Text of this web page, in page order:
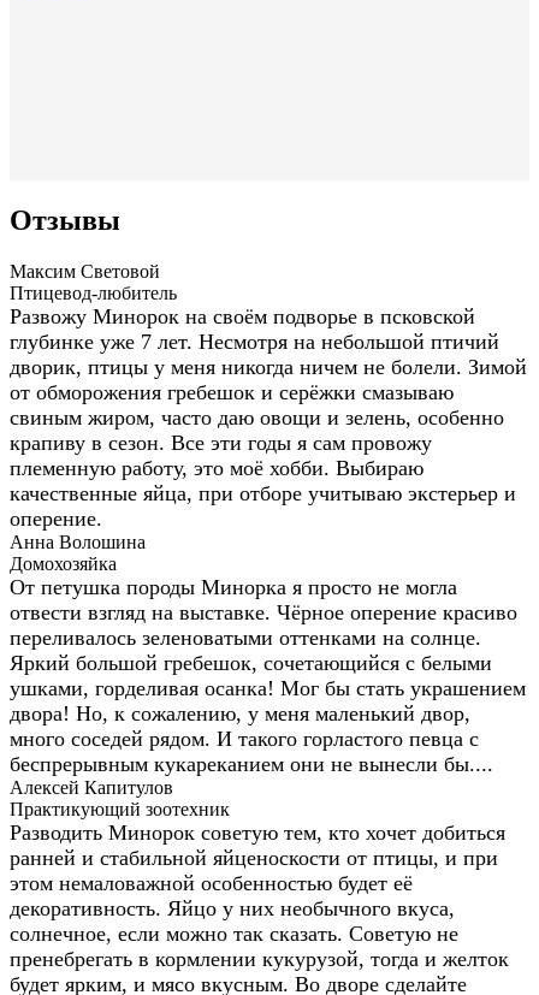
Отзывы
Максим Световой
Птицевод-любитель
Развожу Минорок на своём подворье в псковской
глубинке уже 7 лет. Несмотря на небольшой птичий
дворик, птицы у меня никогда ничем не болели. Зимой
от обморожения гребешок и серёжки смазываю
свиным жиром, часто даю овощи и зелень, особенно
крапиву в сезон. Все эти годы я сам провожу
племенную работу, это моё хобби. Выбираю
качественные яйца, при отборе учитываю экстерьер и
оперение.
Анна Волошина
Домохозяйка
От петушка породы Минорка я просто не могла
отвести взгляд на выставке. Чёрное оперение красиво
переливалось зеленоватыми оттенками на солнце.
Яркий большой гребешок, сочетающийся с белыми
ушками, горделивая осанка! Мог бы стать украшением
двора! Но, к сожалению, у меня маленький двор,
много соседей рядом. И такого горластого певца с
беспрерывным кукареканием они не вынесли бы....
Алексей Капитулов
Практикующий зоотехник
Разводить Минорок советую тем, кто хочет добиться
ранней и стабильной яйценоскости от птицы, и при
этом немаловажной особенностью будет её
декоративность. Яйцо у них необычного вкуса,
солнечное, если можно так сказать. Советую не
пренебрегать в кормлении кукурузой, тогда и желток
будет ярким, и мясо вкусным. Во дворе сделайте